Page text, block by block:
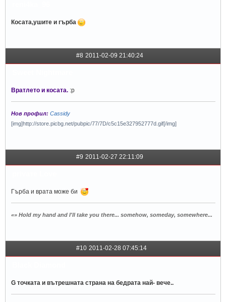
Косата,ушите и гърба
#8 2011-02-09 21:40:24
Вратлето и косата. :p
Нов профил: Cassidy
[img]http://store.picbg.net/pubpic/77/7D/c5c15e327952777d.gif[/img]
#9 2011-02-27 22:11:09
Гърба и врата може би
«» Hold my hand and I'll take you there... somehow, someday, somewhere...
#10 2011-02-28 07:45:14
G точката и вътрешната страна на бедрата най- вече..